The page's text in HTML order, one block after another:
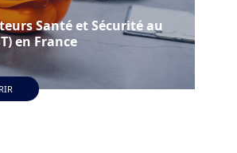
Santé et Sécurité au
en France